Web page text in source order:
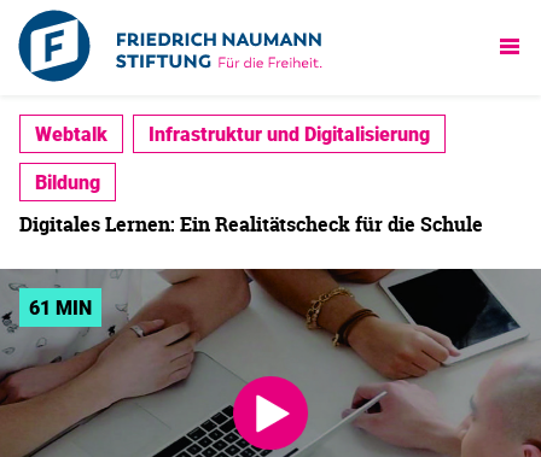
Webtalk
Infrastruktur und Digitalisierung
Bildung
Digitales Lernen: Ein Realitätscheck für die Schule
61 MIN